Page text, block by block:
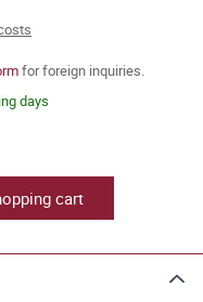
for foreign inquiries.
days
cart